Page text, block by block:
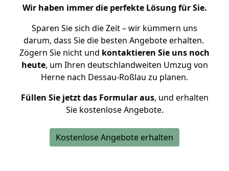
Wir haben immer die perfekte Lösung für Sie.
Sparen Sie sich die Zeit – wir kümmern uns
darum, dass Sie die besten Angebote erhalten.
Zögern Sie nicht und kontaktieren Sie uns noch
heute, um Ihren deutschlandweiten Umzug von
Herne nach Dessau-Roßlau zu planen.
Füllen Sie jetzt das Formular aus, und erhalten
Sie kostenlose Angebote.
Kostenlose Angebote erhalten